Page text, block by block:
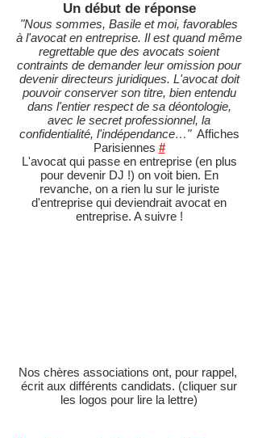
Un début de réponse
"Nous sommes, Basile et moi, favorables
à l'avocat en entreprise. Il est quand même
regrettable que des avocats soient
contraints de demander leur omission pour
devenir directeurs juridiques. L'avocat doit
pouvoir conserver son titre, bien entendu
dans l'entier respect de sa déontologie,
avec le secret professionnel, la
confidentialité, l'indépendance…"Affiches
Parisiennes #
L'avocat qui passe en entreprise (en plus
pour devenir DJ !) on voit bien. En
revanche, on a rien lu sur le juriste
d'entreprise qui deviendrait avocat en
entreprise. A suivre !
Nos chères associations ont, pour rappel,
écrit aux différents candidats. (cliquer sur
les logos pour lire la lettre)